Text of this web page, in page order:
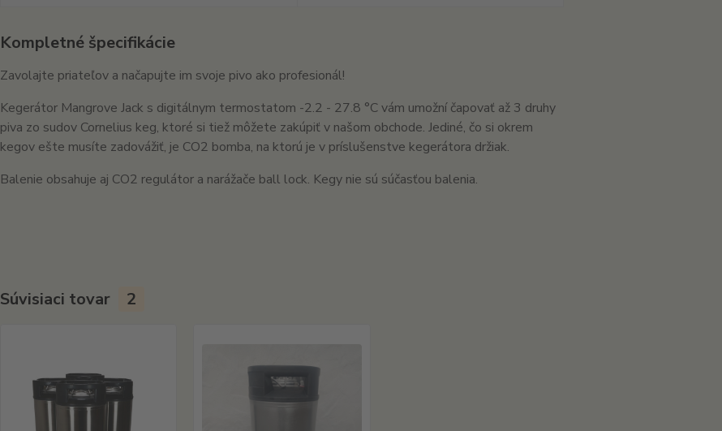
Kompletné špecifikácie
Zavolajte priateľov a načapujte im svoje pivo ako profesionál!
Kegerátor Mangrove Jack s digitálnym termostatom -2.2 - 27.8 °C vám umožní čapovať až 3 druhy
piva zo sudov Cornelius keg, ktoré si tiež môžete zakúpiť v našom obchode. Jediné, čo si okrem
kegov ešte musíte zadovážiť, je CO2 bomba, na ktorú je v príslušenstve kegerátora držiak.
Balenie obsahuje aj CO2 regulátor a narážače ball lock. Kegy nie sú súčasťou balenia.
Súvisiaci tovar 2